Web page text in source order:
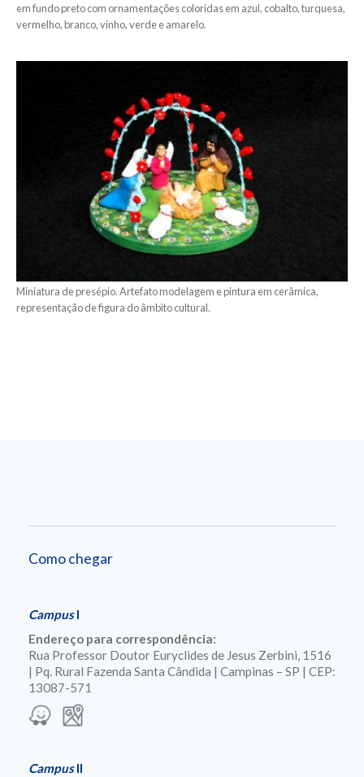
em fundo preto com ornamentações coloridas em azul, cobalto, turquesa,
vermelho, branco, vinho, verde e amarelo.
Miniatura de presépio. Artefato modelagem e pintura em cerâmica,
representação de figura do âmbito cultural.
Como chegar
CampusI
Endereço para correspondência:
Rua Professor Doutor Euryclides de Jesus Zerbini, 1516
| Pq. Rural Fazenda Santa Cândida | Campinas – SP | CEP:
13087-571
CampusII